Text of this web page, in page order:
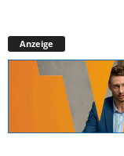
Anzeige